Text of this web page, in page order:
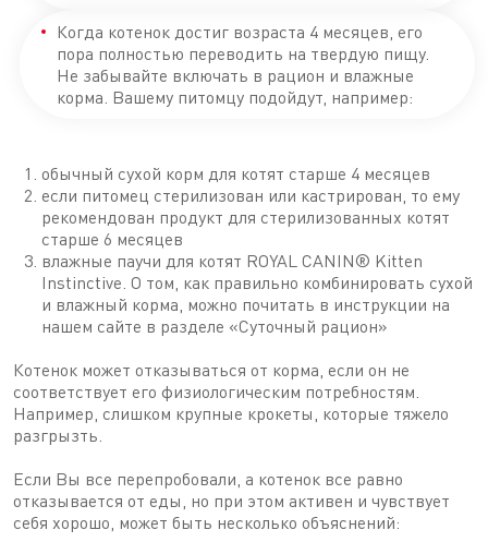
Когда котенок достиг возраста 4 месяцев, его
пора полностью переводить на твердую пищу.
Не забывайте включать в рацион и влажные
корма. Вашему питомцу подойдут, например:
обычный сухой корм для котят старше 4 месяцев
если питомец стерилизован или кастрирован, то ему
рекомендован продукт для стерилизованных котят
старше 6 месяцев
влажные паучи для котят ROYAL CANIN® Kitten
Instinctive. О том, как правильно комбинировать сухой
и влажный корма, можно почитать в инструкции на
нашем сайте в разделе «Суточный рацион»
Котенок может отказываться от корма, если он не
соответствует его физиологическим потребностям.
Например, слишком крупные крокеты, которые тяжело
разгрызть.
Если Вы все перепробовали, а котенок все равно
отказывается от еды, но при этом активен и чувствует
себя хорошо, может быть несколько объяснений: